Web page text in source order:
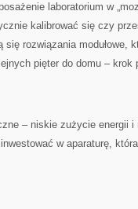
laboratorium w
kalibrować się czy
rozwiązania modułowe,
pięter do domu –
– niskie zużycie energii
w aparaturę,